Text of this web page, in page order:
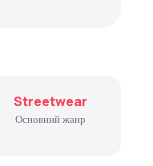
Streetwear
Основний жанр